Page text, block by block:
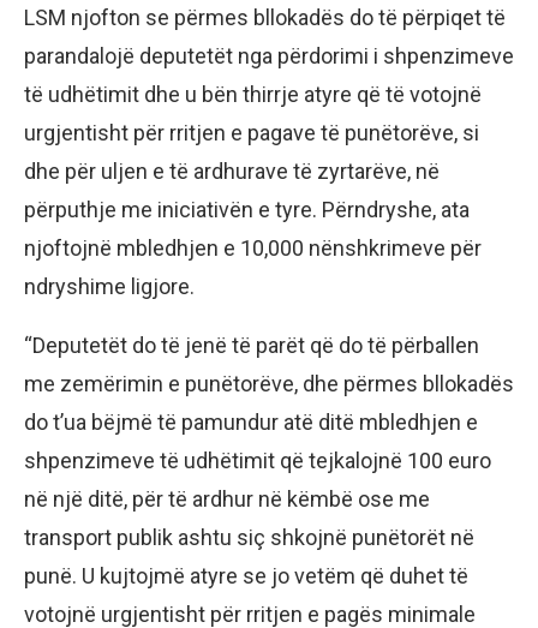
LSM njofton se përmes bllokadës do të përpiqet të
parandalojë deputetët nga përdorimi i shpenzimeve
të udhëtimit dhe u bën thirrje atyre që të votojnë
urgjentisht për rritjen e pagave të punëtorëve, si
dhe për uljen e të ardhurave të zyrtarëve, në
përputhje me iniciativën e tyre. Përndryshe, ata
njoftojnë mbledhjen e 10,000 nënshkrimeve për
ndryshime ligjore.
“Deputetët do të jenë të parët që do të përballen
me zemërimin e punëtorëve, dhe përmes bllokadës
do t’ua bëjmë të pamundur atë ditë mbledhjen e
shpenzimeve të udhëtimit që tejkalojnë 100 euro
në një ditë, për të ardhur në këmbë ose me
transport publik ashtu siç shkojnë punëtorët në
punë. U kujtojmë atyre se jo vetëm që duhet të
votojnë urgjentisht për rritjen e pagës minimale